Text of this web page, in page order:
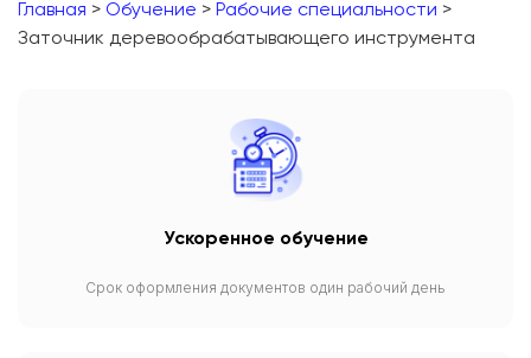
Главная > Обучение > Рабочие специальности >
Заточник деревообрабатывающего инструмента
Ускоренное обучение
Срок оформления документов один рабочий день